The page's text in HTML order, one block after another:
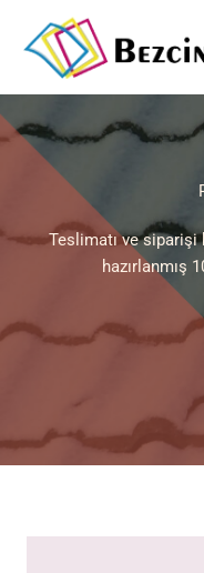
Teslimatı ve siparişi
hazırlanmış